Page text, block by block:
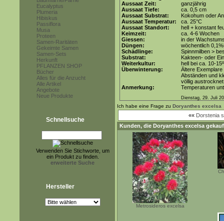
Eucalyptus
Plumeria
Hibiskus
Passiflora
Musa
Proteen
Samen-Raritäten
Gekeimte Samen
Samen-Sets
Herkunft
PFLANZEN SHOP
Bücher
Alles für die Anzucht
Alle Artikel
Angebote
Neue Produkte
Schnellsuche
Verwenden Sie Stichworte, um
ein Produkt zu finden.
erweiterte Suche
Hersteller
Aussaat Zeit:
ganzjährig
Aussaat Tiefe:
ca. 0,5 cm
Aussaat Substrat:
Kokohum oder
Aussaat Temperatur:
ca. 25°C
Aussaat Standort:
hell + konstant
Keimzeit:
ca. 4-6 Wochen
Giessen:
in der
Düngen:
wöchentlich
Schädlinge:
Spinnmilben >
Substrat:
Kakteen- oder
Weiterkultur:
hell bei ca. 10-
Überwinterung:
Ältere
Abständen und
völlig
Anmerkung:
Temperaturen
Dienstag, 29. Juli
Ich habe eine Frage zu Doryanthes excelsa
«« Dorstenia
Kunden, die Doryanthes excelsa
Metrosideros excelsa